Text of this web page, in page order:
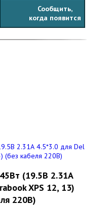
Сообщить,
когда появится
(19.5В 2.31А
XPS 12, 13)
220В)